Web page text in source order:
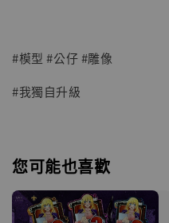
#模型 #公仔 #雕像
#我獨自升級
您可能也喜歡